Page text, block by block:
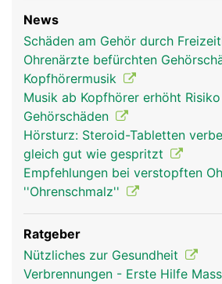
Ohren Frau
News
Schäden am Gehör durch
Ohrenärzte befürchten
Kopfhörermusik
Musik ab Kopfhörer erhöht
Gehörschäden
Hörsturz: Steroid-Tabletten
gleich gut wie gespritzt
Empfehlungen bei verstopften
''Ohrenschmalz''
Ratgeber
Nützliches zur Gesundheit
Verbrennungen - Erste Hilfe